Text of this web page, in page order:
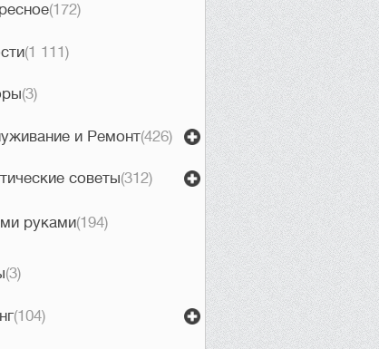
(172)
(1 111)
(3)
и Ремонт(426)
советы(312)
руками(194)
(3)
(104)